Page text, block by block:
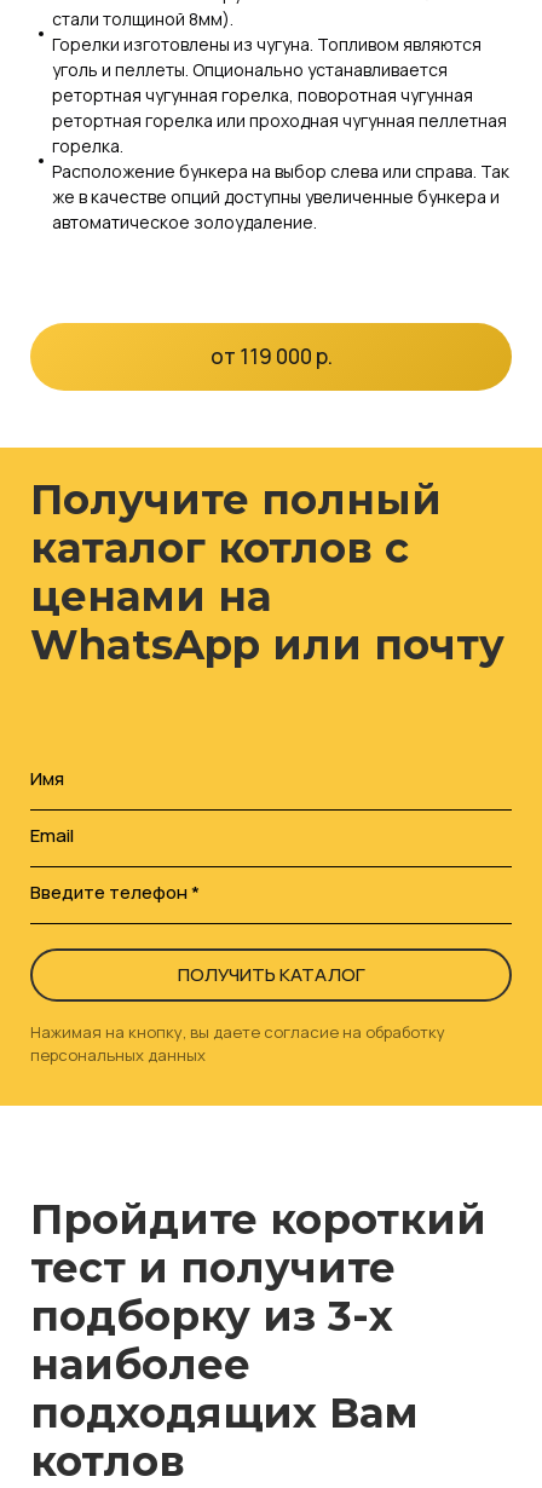
стали толщиной 8мм).
Горелки изготовлены из чугуна. Топливом являются
уголь и пеллеты. Опционально устанавливается
ретортная чугунная горелка, поворотная чугунная
ретортная горелка или проходная чугунная пеллетная
горелка.
Расположение бункера на выбор слева или справа. Так
же в качестве опций доступны увеличенные бункера и
автоматическое золоудаление.
от 119 000 р.
Получите полный
каталог котлов с
ценами на
WhatsApp или почту
Имя
Email
Введите телефон *
ПОЛУЧИТЬ КАТАЛОГ
Нажимая на кнопку, вы даете согласие на обработку
персональных данных
Пройдите короткий
тест и получите
подборку из 3-х
наиболее
подходящих Вам
котлов